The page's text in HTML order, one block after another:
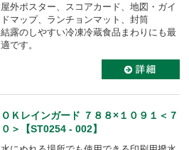
屋外ポスター、スコアカード、地図・ガイ
ドマップ、ランチョンマット、封筒
結露のしやすい冷凍冷蔵食品まわりにも最
適です。
ＯＫレインガード ７８８×１０９１＜７
０＞【ST0254 - 002】